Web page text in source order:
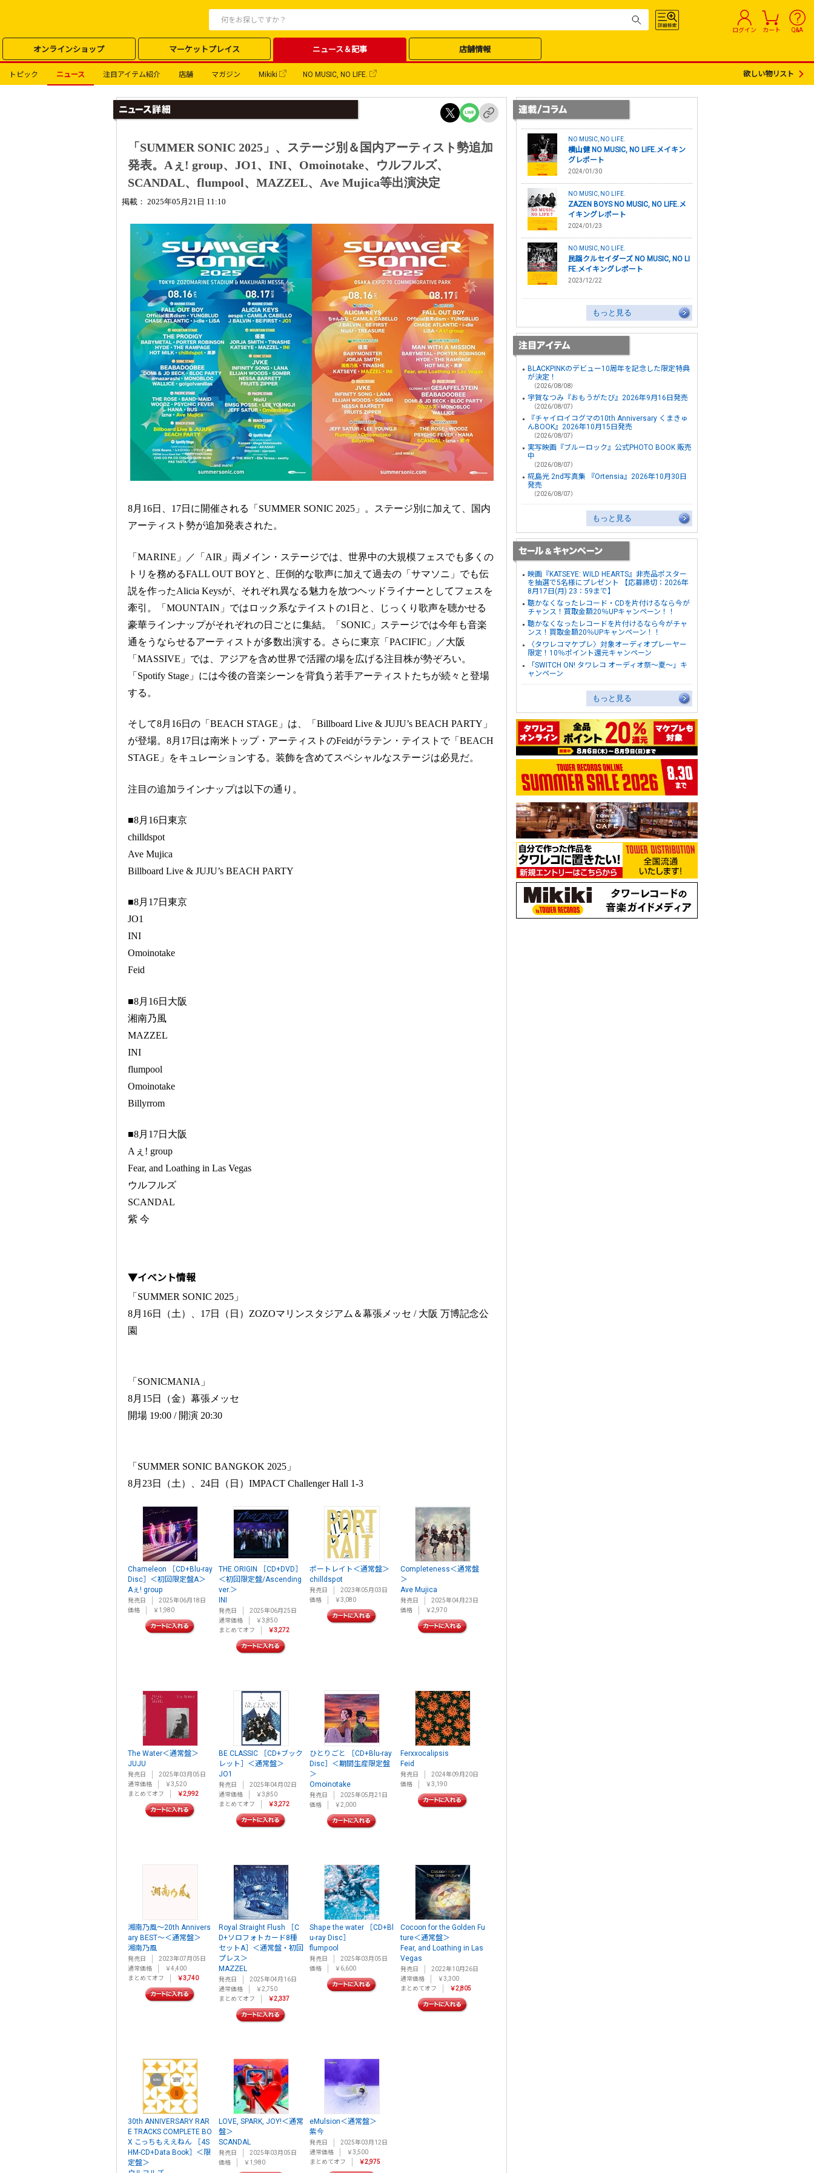
ログイン カート Q&A
オンラインショップ マーケットプレイス ニュース＆記事 店舗情報
トピック ニュース 注目アイテム紹介 店舗 マガジン Mikiki NO MUSIC, NO LIFE. 欲しい物リスト
「SUMMER SONIC 2025」、ステージ別＆国内アーティスト勢追加
発表。Aぇ! group、JO1、INI、Omoinotake、ウルフルズ、
SCANDAL、flumpool、MAZZEL、Ave Mujica等出演決定
掲載： 2025年05月21日 11:10
8月16日、17日に開催される「SUMMER SONIC 2025」。ステージ別に加えて、国内
アーティスト勢が追加発表された。
「MARINE」／「AIR」両メイン・ステージでは、世界中の大規模フェスでも多くの
トリを務めるFALL OUT BOYと、圧倒的な歌声に加えて過去の「サマソニ」でも伝
説を作ったAlicia Keysが、それぞれ異なる魅力を放つヘッドライナーとしてフェスを
牽引。「MOUNTAIN」ではロック系なテイストの1日と、じっくり歌声を聴かせる
豪華ラインナップがそれぞれの日ごとに集結。「SONIC」ステージでは今年も音楽
通をうならせるアーティストが多数出演する。さらに東京「PACIFIC」／大阪
「MASSIVE」では、アジアを含め世界で活躍の場を広げる注目株が勢ぞろい。
「Spotify Stage」には今後の音楽シーンを背負う若手アーティストたちが続々と登場
する。
そして8月16日の「BEACH STAGE」は、「Billboard Live & JUJU’s BEACH PARTY」
が登場。8月17日は南米トップ・アーティストのFeidがラテン・テイストで「BEACH
STAGE」をキュレーションする。装飾を含めてスペシャルなステージは必見だ。
注目の追加ラインナップは以下の通り。
■8月16日東京
chilldspot
Ave Mujica
Billboard Live & JUJU’s BEACH PARTY
■8月17日東京
JO1
INI
Omoinotake
Feid
■8月16日大阪
湘南乃風
MAZZEL
INI
flumpool
Omoinotake
Billyrrom
■8月17日大阪
Aぇ! group
Fear, and Loathing in Las Vegas
ウルフルズ
SCANDAL
紫 今
▼イベント情報
「SUMMER SONIC 2025」
8月16日（土）、17日（日）ZOZOマリンスタジアム＆幕張メッセ / 大阪 万博記念公
園
「SONICMANIA」
8月15日（金）幕張メッセ
開場 19:00 / 開演 20:30
「SUMMER SONIC BANGKOK 2025」
8月23日（土）、24日（日）IMPACT Challenger Hall 1-3
Chameleon ［CD+Blu-ray
Disc］＜初回限定盤A＞
Aぇ! group
発売日
2025年06月18日
価格
￥1,980
THE ORIGIN ［CD+DVD］
＜初回限定盤/Ascending
ver.＞
INI
発売日
2025年06月25日
通常価格
￥3,850
まとめてオフ
￥3,272
ポートレイト＜通常盤＞
chilldspot
発売日
2023年05月03日
価格
￥3,080
Completeness＜通常盤
＞
Ave Mujica
発売日
2025年04月23日
価格
￥2,970
The Water＜通常盤＞
JUJU
発売日
2025年03月05日
通常価格
￥3,520
まとめてオフ
￥2,992
BE CLASSIC ［CD+ブック
レット］＜通常盤＞
JO1
発売日
2025年04月02日
通常価格
￥3,850
まとめてオフ
￥3,272
ひとりごと ［CD+Blu-ray
Disc］＜期間生産限定盤
＞
Omoinotake
発売日
2025年05月21日
価格
￥2,000
Ferxxocalipsis
Feid
発売日
2024年09月20日
価格
￥3,190
湘南乃風～20th Annivers
ary BEST～＜通常盤＞
湘南乃風
発売日
2023年07月05日
通常価格
￥4,400
まとめてオフ
￥3,740
Royal Straight Flush ［C
D+ソロフォトカード8種
セットA］＜通常盤・初回
プレス＞
MAZZEL
発売日
2025年04月16日
通常価格
￥2,750
まとめてオフ
￥2,337
Shape the water ［CD+Bl
u-ray Disc］
flumpool
発売日
2025年03月05日
価格
￥6,600
Cocoon for the Golden Fu
ture＜通常盤＞
Fear, and Loathing in Las
Vegas
発売日
2022年10月26日
通常価格
￥3,300
まとめてオフ
￥2,805
30th ANNIVERSARY RAR
E TRACKS COMPLETE BO
X こっちもええねん ［4S
HM-CD+Data Book］＜限
定盤＞
LOVE, SPARK, JOY!＜通常
盤＞
SCANDAL
発売日
2025年03月05日
価格
￥1,980
eMulsion＜通常盤＞
紫今
発売日
2025年03月12日
通常価格
￥3,500
まとめてオフ
￥2,975
NO MUSIC, NO LIFE.
横山健 NO MUSIC, NO LIFE.メイキン
グレポート
2024/01/30
NO MUSIC, NO LIFE.
ZAZEN BOYS NO MUSIC, NO LIFE.メ
イキングレポート
2024/01/23
NO MUSIC, NO LIFE.
民謡クルセイダーズ NO MUSIC, NO LI
FE.メイキングレポート
2023/12/22
もっと見る
BLACKPINKのデビュー10周年を記念した限定特典
が決定！
（2026/08/08）
宇賀なつみ『おもうがたび』2026年9月16日発売
（2026/08/07）
『チャイロイコグマの10th Anniversary くまきゅ
んBOOK』2026年10月15日発売
（2026/08/07）
実写映画『ブルーロック』公式PHOTO BOOK 販売
中
（2026/08/07）
椛島光 2nd写真集 『Ortensia』2026年10月30日
発売
（2026/08/07）
もっと見る
映画『KATSEYE: WILD HEARTS』非売品ポスター
を抽選で5名様にプレゼント 【応募締切：2026年
8月17日(月) 23：59まで】
聴かなくなったレコード・CDを片付けるなら今が
チャンス！買取金額20％UPキャンペーン！！
聴かなくなったレコードを片付けるなら今がチャ
ンス！買取金額20％UPキャンペーン！！
〈タワレコマケプレ〉対象オーディオプレーヤー
限定！10％ポイント還元キャンペーン
「SWITCH ON! タワレコ オーディオ祭～夏～」キ
ャンペーン
もっと見る